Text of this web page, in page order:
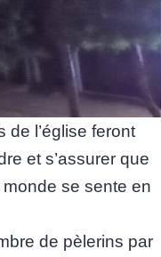
de l’église feront
et s’assurer que
se sente en
de pèlerins par